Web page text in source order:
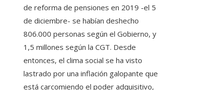
de reforma de pensiones en 2019 -el 5
de diciembre- se habían deshecho
806.000 personas según el Gobierno, y
1,5 millones según la CGT. Desde
entonces, el clima social se ha visto
lastrado por una inflación galopante que
está carcomiendo el poder adquisitivo,